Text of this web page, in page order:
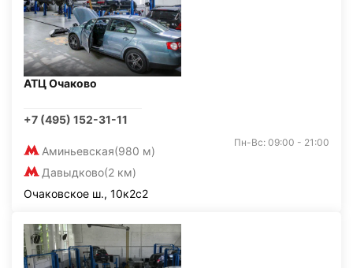
АТЦ Очаково
+7 (495) 152-31-11
Аминьевская(980 м)
Давыдково(2 км)
Пн-Вс: 09:00 - 21:00
Очаковское ш., 10к2с2